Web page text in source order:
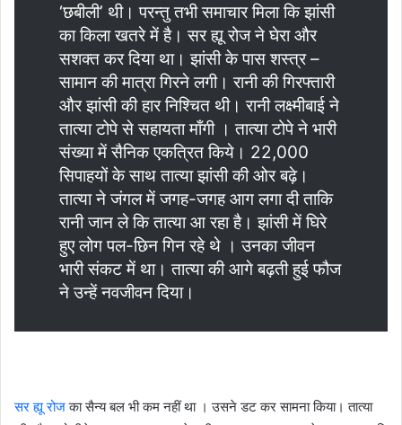
‘छबीली’ थी। परन्तु तभी समाचार मिला कि झांसी
का किला खतरे में है। सर ह्यू रोज ने घेरा और
सशक्त कर दिया था। झांसी के पास शस्त्र –
सामान की मात्रा गिरने लगी। रानी की गिरफ्तारी
और झांसी की हार निश्चित थी। रानी लक्ष्मीबाई ने
तात्या टोपे से सहायता माँगी । तात्या टोपे ने भारी
संख्या में सैनिक एकत्रित किये। 22,000
सिपाहयों के साथ तात्या झांसी की ओर बढ़े।
तात्या ने जंगल में जगह-जगह आग लगा दी ताकि
रानी जान ले कि तात्या आ रहा है। झांसी में घिरे
हुए लोग पल-छिन गिन रहे थे । उनका जीवन
भारी संकट में था। तात्या की आगे बढ़ती हुई फौज
ने उन्हें नवजीवन दिया।
सर ह्यू रोजका सैन्य बल भी कम नहीं था । उसने डट कर सामना किया। तात्या